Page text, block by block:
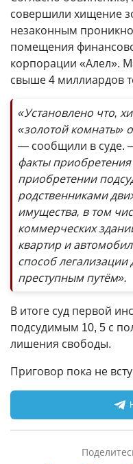
совершили хищение
незаконным
помещения
корпорации «Алел».
свыше 4 миллиардов
«Установлено что,
«золотой комнаты»
— сообщили в суде.
факты приобретения
приобретении
родственниками
имущества, в том
коммерческих
квартир и
способ
преступным путём».
В итоге суд первой
подсудимым 10, 5 с
лишения свободы.
Приговор пока не